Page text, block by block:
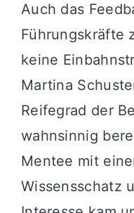
Auch das
Führungskräfte
keine
Martina
Reifegrad der
wahnsinnig
Mentee mit
Wissensschatz